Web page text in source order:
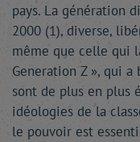
pays. La génération
2000 (1), diverse,
même que celle qui
Generation Z », qui
sont de plus en plus
idéologies de la
le pouvoir est